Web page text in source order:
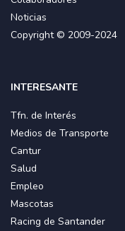
Noticias
Copyright © 2009-2024
INTERESANTE
Tfn. de Interés
Medios de Transporte
Cantur
Salud
Empleo
Mascotas
Racing de Santander